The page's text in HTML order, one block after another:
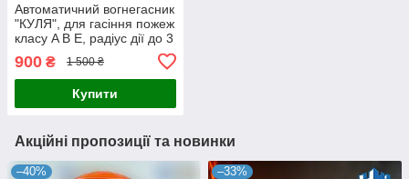
Автоматичний вогнегасник
"КУЛЯ", для гасіння пожеж
класу A B E, радіус дії до 3
900 ₴ 1 500 ₴
Купити
Акційні пропозиції та новинки
–40% –33%